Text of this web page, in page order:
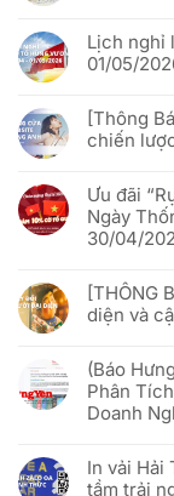
bình
luận
ở
vải
Hải
Triều
“đánh
thức”
cờ
phướn
quảng
công
nghệ
Phygital
Lịch nghỉ
01/05/
bình
luận
ở
lễ
Giỗ
Tổ
Hùng
Vương
–
01/05/2026
[Thông
chiến
bình
luận
ở
[Thông
Báo]
Quyết
định
để
phục
vụ
khách
hàng
hơn
Ưu đãi
Ngày
30/04/
bình
luận
ở
“Rực
rỡ
sắc
đỏ
sao
Mừng
51
[THÔNG
diện và
bình
luận
ở
[THÔNG
BÁO]
Hải
Triều:
(Báo
Phân
Doanh
bình
luận
In vải Hải
tầm trải